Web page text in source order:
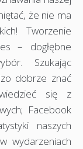
że nie ma
Tworzenie
– dogłębne
Szukając
dobrze znać
się z
Facebook
naszych
wydarzeniach